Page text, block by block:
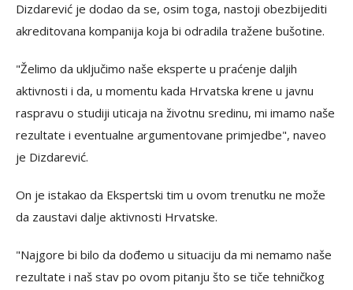
Dizdarević je dodao da se, osim toga, nastoji obezbijediti
akreditovana kompanija koja bi odradila tražene bušotine.
"Želimo da uključimo naše eksperte u praćenje daljih
aktivnosti i da, u momentu kada Hrvatska krene u javnu
raspravu o studiji uticaja na životnu sredinu, mi imamo naše
rezultate i eventualne argumentovane primjedbe", naveo
je Dizdarević.
On je istakao da Ekspertski tim u ovom trenutku ne može
da zaustavi dalje aktivnosti Hrvatske.
"Najgore bi bilo da dođemo u situaciju da mi nemamo naše
rezultate i naš stav po ovom pitanju što se tiče tehničkog